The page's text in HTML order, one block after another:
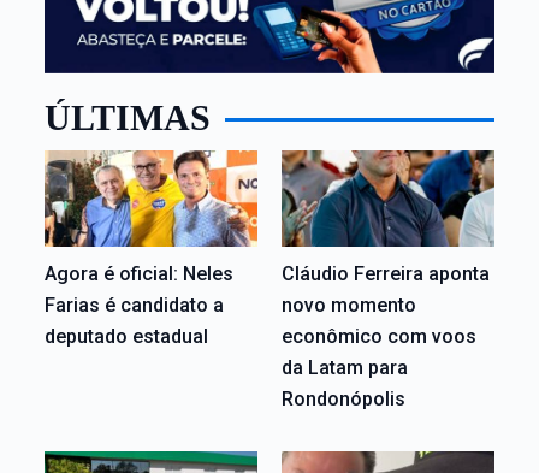
ÚLTIMAS
Agora é oficial: Neles
Farias é candidato a
deputado estadual
Cláudio Ferreira aponta
novo momento
econômico com voos
da Latam para
Rondonópolis